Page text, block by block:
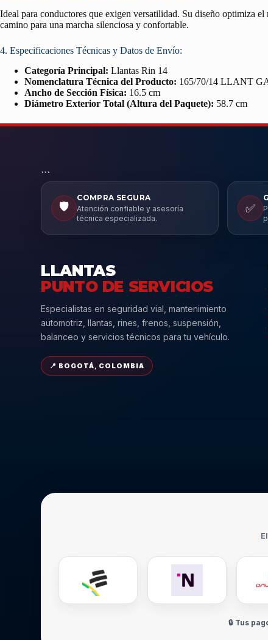
Ideal para conductores que exigen versatilidad. Su diseño optimiza
camino para una marcha silenciosa y confortable.
4. Especificaciones Técnicas y Datos de Envío:
Categoría Principal: Llantas Rin 14
Nomenclatura Técnica del Producto: 165/70/14 LLANT
Ancho de Sección Física: 16.5 cm
Diámetro Exterior Total (Altura del Paquete): 58.7 cm
```
🛡️
COMPRA SEGURA
Atención confiable y asesoría
técnica especializada.
✅
LLANTAS
PUNTO DE SERVICIOS
Especialistas en seguridad vial, mantenimiento
automotriz, llantas, rines, frenos, suspensión,
balanceo y servicios técnicos para tu vehículo.
📍 BOGOTÁ, COLOMBIA
🔒 Tus